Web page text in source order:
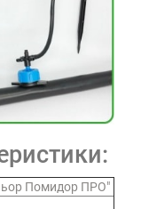
Помидор ПРО"